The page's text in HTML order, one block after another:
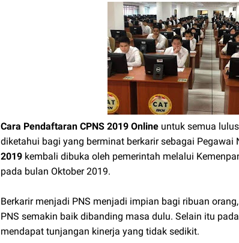
Cara Pendaftaran CPNS 2019 Online untuk semua
diketahui bagi yang berminat berkarir sebagai Pegawai
2019 kembali dibuka oleh pemerintah melalui
pada bulan Oktober 2019.
Berkarir menjadi PNS menjadi impian bagi ribuan
PNS semakin baik dibanding masa dulu. Selain itu
mendapat tunjangan kinerja yang tidak sedikit.